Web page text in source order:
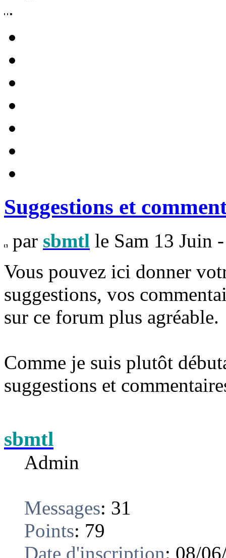
Suggestions et
par sbmtl le Sam 13 Juin
Vous pouvez ici donner
suggestions, vos
sur ce forum plus agréable.
Comme je suis plutôt
suggestions et
sbmtl
Admin
Messages: 31
Points: 79
Date d'inscription: 08/